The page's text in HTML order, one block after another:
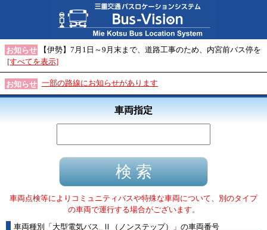
お知らせ
【伊勢】7月1日～9月末まで、道路工事のため、内宮前バス停を
[すべてを表示]
お知らせ 一部の路線にお知らせがあります
車両指定
車両点検等によりコミュニティバスや特殊な車両について、別のタイプ
の車両で運行する場合がございます。
車両種別
「 大型電気バス_Ⅱ（ノンステップ） 」 の車両番号